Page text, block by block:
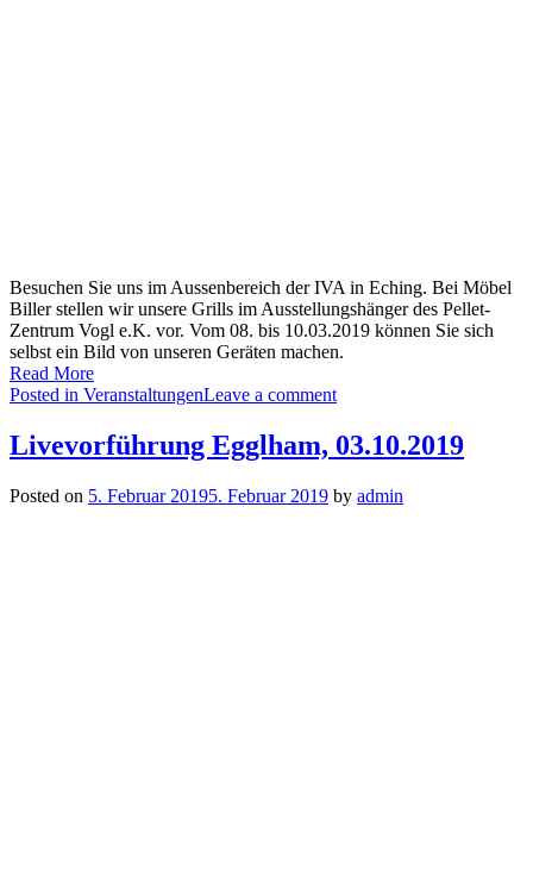
Besuchen Sie uns im Aussenbereich der IVA in Eching. Bei Möbel
Biller stellen wir unsere Grills im Ausstellungshänger des Pellet-
Zentrum Vogl e.K. vor. Vom 08. bis 10.03.2019 können Sie sich
selbst ein Bild von unseren Geräten machen.
Read More
Posted in VeranstaltungenLeave a comment
Livevorführung Egglham, 03.10.2019
Posted on 5. Februar 20195. Februar 2019 by admin